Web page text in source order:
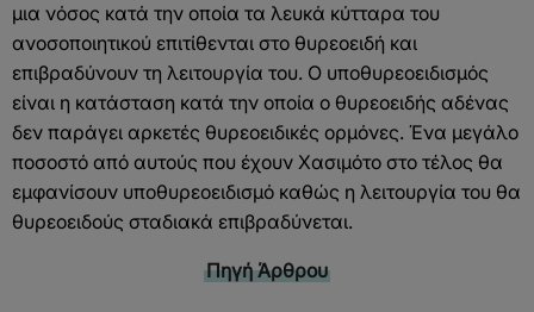
μια νόσος κατά την οποία τα λευκά κύτταρα του
ανοσοποιητικού επιτίθενται στο θυρεοειδή και
επιβραδύνουν τη λειτουργία του. Ο υποθυρεοειδισμός
είναι η κατάσταση κατά την οποία ο θυρεοειδής αδένας
δεν παράγει αρκετές θυρεοειδικές ορμόνες. Ένα μεγάλο
ποσοστό από αυτούς που έχουν Χασιμότο στο τέλος θα
εμφανίσουν υποθυρεοειδισμό καθώς η λειτουργία του θα
θυρεοειδούς σταδιακά επιβραδύνεται.
Πηγή Άρθρου